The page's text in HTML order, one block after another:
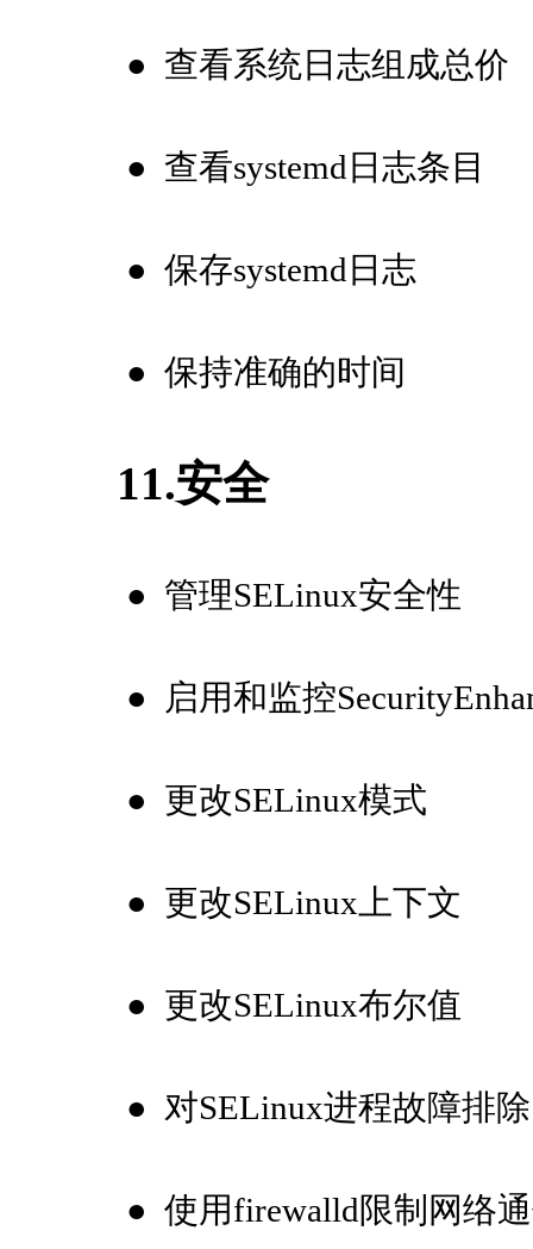
● 查看系统日志组成总价
● 查看systemd日志条目
● 保存systemd日志
● 保持准确的时间
11.安全
● 管理SELinux安全性
● 启用和监控
● 更改SELinux模式
● 更改SELinux上下文
● 更改SELinux布尔值
● 对SELinux进程故障排除
● 使用firewalld限制网络